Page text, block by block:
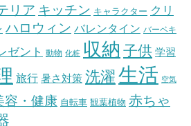
リア キッチン キャラクター クリ
ハロウィン バレンタイン バーベキ
ゼント 動物 化粧 収納 子供 学習
旅行 暑さ対策 洗濯 生活 空気
容・健康 自転車 観葉植物 赤ちゃ